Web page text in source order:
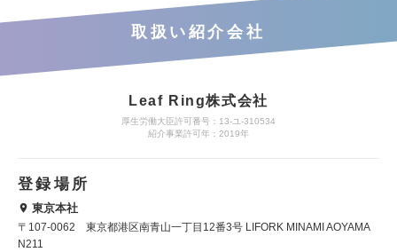
取扱い紹介会社
Leaf Ring株式会社
厚生労働大臣許可番号：13-ユ-310534
紹介事業許可年：2019年
登録場所
東京本社
〒107-0062 東京都港区南青山一丁目12番3号 LIFORK MINAMI AOYAMA
N211